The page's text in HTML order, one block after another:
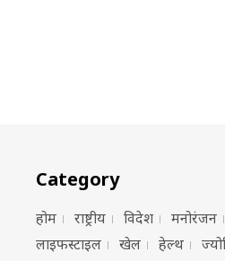
Category
होम राष्ट्रीय विदेश
मनोरंजन
लाइफस्टाइल
खेल हेल्थ